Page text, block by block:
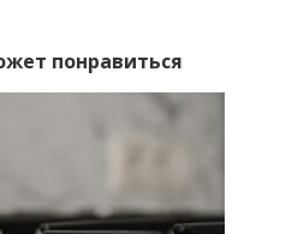
понравиться